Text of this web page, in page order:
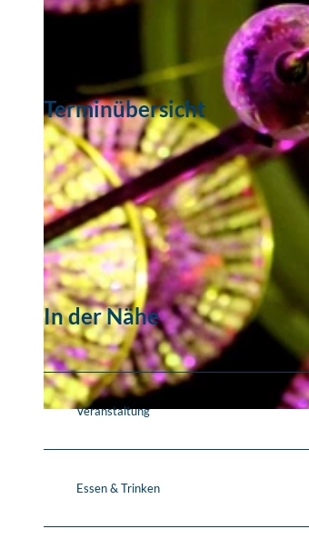
© Felsenkeller Leipzig
© Matej Zieschwauck
Terminübersicht
In der Nähe
Veranstaltung
Essen & Trinken